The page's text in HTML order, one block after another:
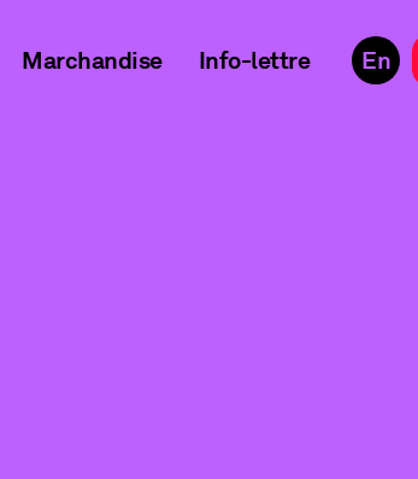
Marchandise Info-lettre En